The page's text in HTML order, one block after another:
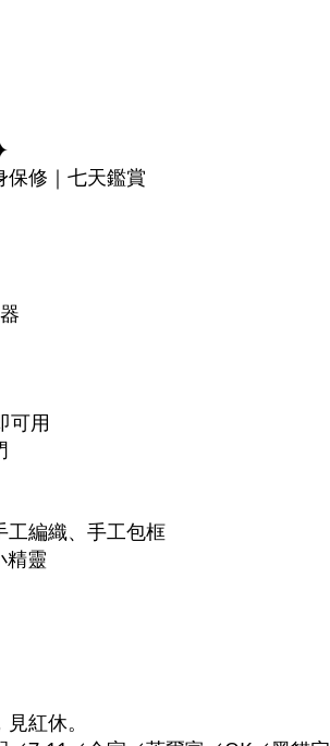
保修｜七天鑑賞
可用
工編織、手工包框
精靈
紅休。